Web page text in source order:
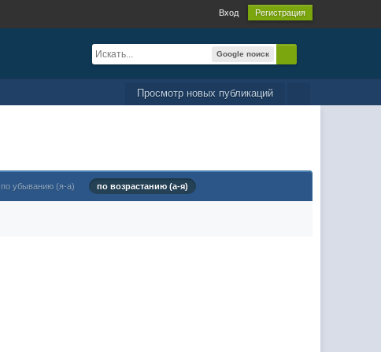
Вход Регистрация
Google поиск
Просмотр новых публикаций
по убыванию (я-а) по возрастанию (а-я)